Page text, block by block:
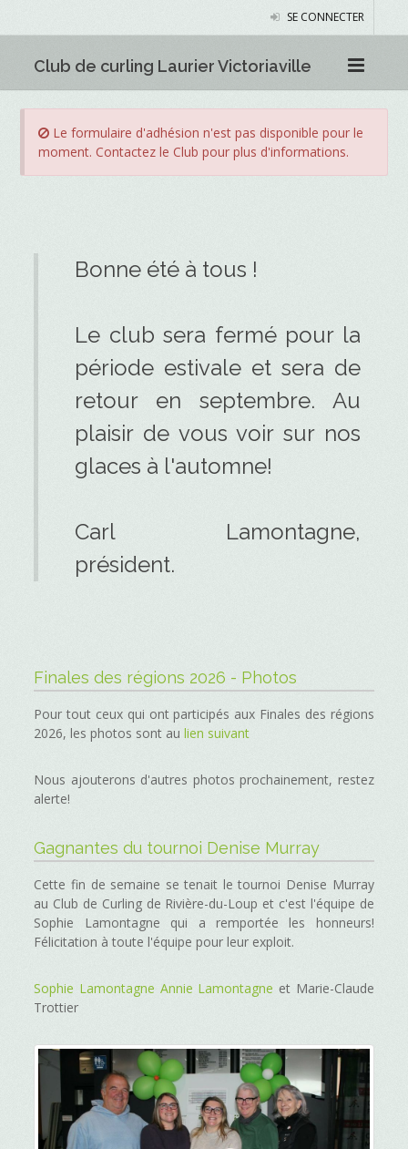
SE CONNECTER
Club de curling Laurier Victoriaville
Le formulaire d'adhésion n'est pas disponible pour le
moment. Contactez le Club pour plus d'informations.
Bonne été à tous !
Le club sera fermé pour la
période estivale et sera de
retour en septembre. Au
plaisir de vous voir sur nos
glaces à l'automne!
Carl Lamontagne,
président.
Finales des régions 2026 - Photos
Pour tout ceux qui ont participés aux Finales des régions
2026, les photos sont aulien suivant
Nous ajouterons d'autres photos prochainement, restez
alerte!
Gagnantes du tournoi Denise Murray
Cette fin de semaine se tenait le tournoi Denise Murray
au Club de Curling de Rivière-du-Loup et c'est l'équipe de
Sophie Lamontagne qui a remportée les honneurs!
Félicitation à toute l'équipe pour leur exploit.
Sophie Lamontagne Annie Lamontagne et Marie-Claude
Trottier